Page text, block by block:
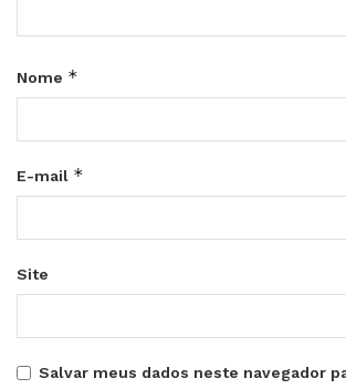
Nome *
E-mail *
Site
Salvar meus dados neste navegador